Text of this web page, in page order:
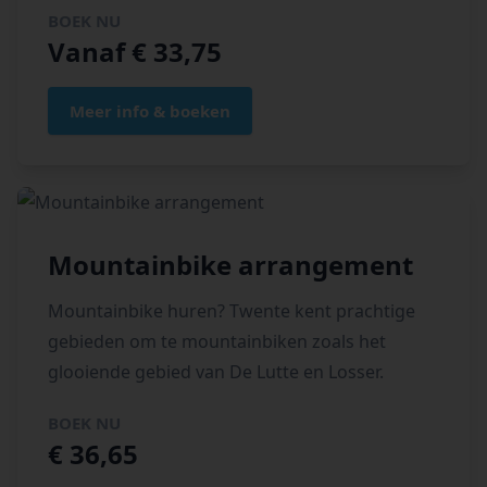
Vanaf € 33,75
Meer info & boeken
Mountainbike arrangement
Mountainbike huren? Twente kent prachtige
gebieden om te mountainbiken zoals het
glooiende gebied van De Lutte en Losser.
€ 36,65